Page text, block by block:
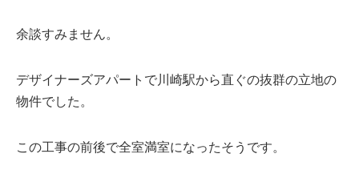
余談すみません。
デザイナーズアパートで川崎駅から直ぐの抜群の立地の
物件でした。
この工事の前後で全室満室になったそうです。